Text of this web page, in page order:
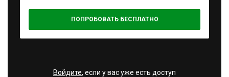
ПОПРОБОВАТЬ БЕСПЛАТНО
Войдите, если у вас уже есть доступ